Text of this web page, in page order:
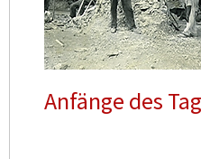
Anfänge des